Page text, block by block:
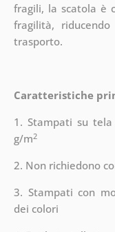
fragili, la scatola è
fragilità,
trasporto.
Caratteristiche
1. Stampati su
g/m2
2. Non richiedono
3. Stampati con
dei colori